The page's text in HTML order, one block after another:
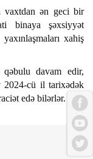
vaxtdan ən geci bir
binaya şəxsiyyət
xahiş
davam edir,
2024-cü il tarixədək
edə bilərlər.